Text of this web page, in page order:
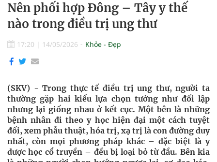
Nên phối hợp Đông – Tây y thế
nào trong điều trị ung thư
17:20 | 14/05/2026 Khỏe - Đẹp
(SKV) - Trong thực tế điều trị ung thư, người ta
thường gặp hai kiểu lựa chọn tưởng như đối lập
nhưng lại giống nhau ở kết cục. Một bên là những
bệnh nhân đi theo y học hiện đại một cách tuyệt
đối, xem phẫu thuật, hóa trị, xạ trị là con đường duy
nhất, còn mọi phương pháp khác – đặc biệt là y
dược học cổ truyền – đều bị loại bỏ từ đầu. Bên kia